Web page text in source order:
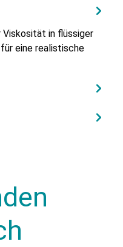
Viskosität in flüssiger
eine realistische